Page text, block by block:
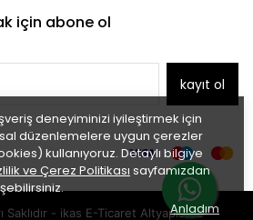
deneyiminizi iyileştirmek için
düzenlemelere uygun çerezler
kullanıyoruz. Detaylı bilgiye
ve Çerez Politikası sayfamızdan
Anladım
için abone ol
kayıt ol
- ikas E-Ticaret Altyapısı ile